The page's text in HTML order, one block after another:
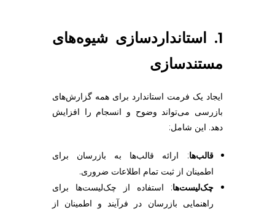
1. استانداردسازی شیوه‌های
مستندسازی
ایجاد یک فرمت استاندارد برای همه گزارش‌های
بازرسی می‌تواند وضوح و انسجام را افزایش
دهد. این شامل:
قالب‌ها: ارائه قالب‌ها به بازرسان برای
اطمینان از ثبت تمام اطلاعات ضروری.
چک‌لیست‌ها: استفاده از چک‌لیست‌ها برای
راهنمایی بازرسان در فرآیند و اطمینان از